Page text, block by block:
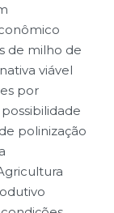
de milho de
viável
por
polinização